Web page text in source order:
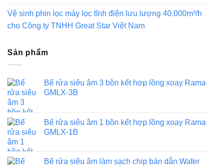
Vệ sinh phin lọc máy lọc tĩnh điện lưu lượng 40.000m³/h
cho Công ty TNHH Great Star Việt Nam
Sản phẩm
Bể rửa siêu âm 3 bồn kết hợp lồng xoay Rama
GMLX-3B
Bể rửa siêu âm 1 bồn kết hợp lồng xoay Rama
GMLX-1B
Bể rửa siêu âm làm sạch chip bán dẫn Wafer